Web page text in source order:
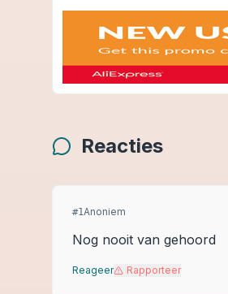
Reacties
#1Anoniem
Nog nooit van gehoord
Reageer Rapporteer